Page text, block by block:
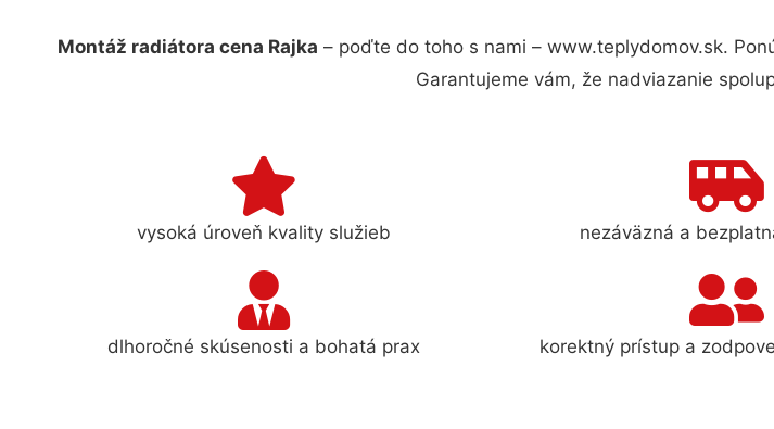
Montáž radiátora cena Rajka – poďte do toho s nami – www.teplydomov.sk.
Garantujeme vám, že nadviazanie
vysoká úroveň kvality služieb nezáväzná a
dlhoročné skúsenosti a bohatá prax korektný prístup a